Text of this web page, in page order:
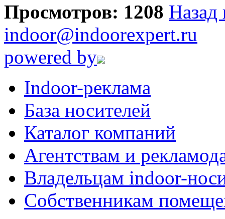
Просмотров: 1208 Назад
indoor@indoorexpert.ru
powered by
Indoor-реклама
База носителей
Каталог компаний
Агентствам и
Владельцам indoor-
Собственникам